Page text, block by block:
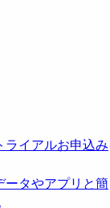
イアルお申込み
ータやアプリと簡